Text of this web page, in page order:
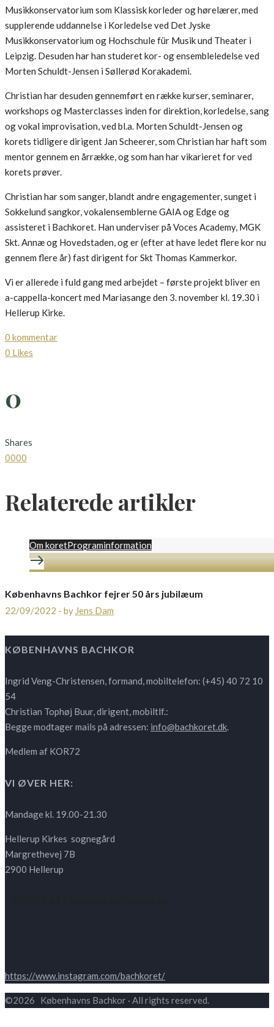
Musikkonservatorium som Klassisk korleder og hørelærer, med
supplerende uddannelse i Korledelse ved Det Jyske
Musikkonservatorium og Hochschule für Musik und Theater i
Leipzig. Desuden har han studeret kor- og ensembleledelse ved
Morten Schuldt-Jensen i Søllerød Korakademi.
Christian har desuden gennemført en række kurser, seminarer,
workshops og Masterclasses inden for direktion, korledelse, sang
og vokal improvisation, ved bl.a. Morten Schuldt-Jensen og
korets tidligere dirigent Jan Scheerer, som Christian har haft som
mentor gennem en årrække, og som han har vikarieret for ved
korets prøver.
Christian har som sanger, blandt andre engagementer, sunget i
Sokkelund sangkor, vokalensemblerne GAIA og Edge og
assisteret i Bachkoret. Han underviser på Voces Academy, MGK
Skt. Annæ og Hovedstaden, og er (efter at have ledet flere kor nu
gennem flere år) fast dirigent for Skt Thomas Kammerkor.
Vi er allerede i fuld gang med arbejdet – første projekt bliver en
a-cappella-koncert med Mariasange den 3. november kl. 19.30 i
Hellerup Kirke.
0 kommentar
0 Likes
0
Shares
0000
Relaterede artikler
Om koretPrograminformation
Københavns Bachkor fejrer 50 års jubilæum
22/09/2022 - by Jens Dam
KØBENHAVNS BACHKOR
Ingrid Veng-Christensen, formand, mobiltelefon: (+45) 40 72 10
54
Christian Tophøj Buur, dirigent, mobiltlf.:
Begge modtager mails på adressen: info@bachkoret.dk.
Medlem af KOR72
VI ØVER HER:
Mandage kl. 19.00-21.30
Hellerup Kirkes sognegård
Margrethevej 7B
2900 Hellerup
https://www.instagram.com/bachkoret/
©2026 Københavns Bachkor · All rights reserved.